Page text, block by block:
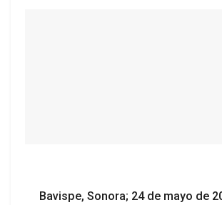
Bavispe, Sonora; 24 de mayo de